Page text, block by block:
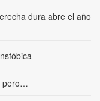
dura abre el año
pero…